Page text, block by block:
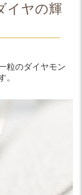
イヤの輝
粒のダイヤモン
。